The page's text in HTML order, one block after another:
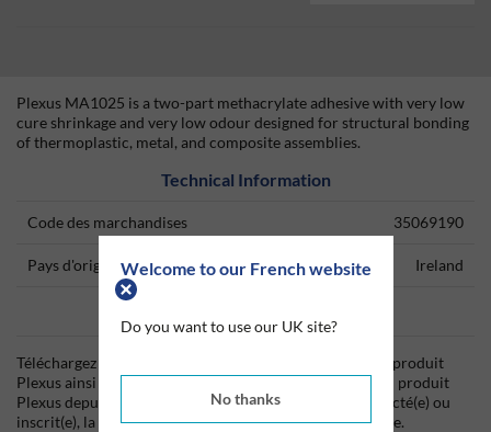
Welcome to our French website
Do you want to use our UK site?
No thanks
Plexus MA1025 is a two-part methacrylate adhesive with very low
cure shrinkage and very low odour designed for structural bonding
of thermoplastic, metal, and composite assemblies.
Technical Information
Code des marchandises 35069190
Pays d'origine Ireland
Téléchargez dès aujourd'hui la fiche technique (TDS) du produit
Plexus ainsi que la fiche de données de sécurité (SDS) du produit
Plexus depuis Silmid. Une fois que vous vous êtes connecté(e) ou
inscrit(e), la fiche technique sera visible et téléchargeable.